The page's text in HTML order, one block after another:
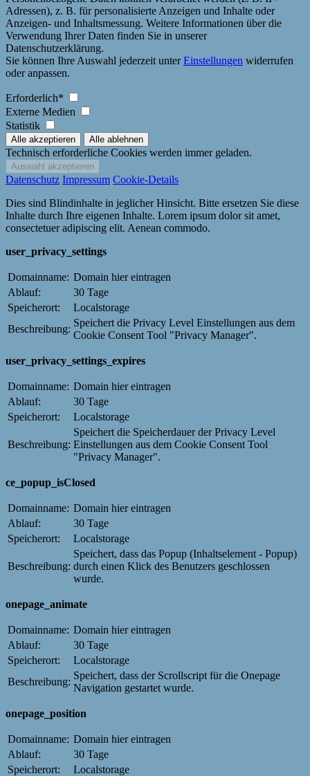
Adressen), z. B. für personalisierte Anzeigen und Inhalte oder
Anzeigen- und Inhaltsmessung. Weitere Informationen über die
Verwendung Ihrer Daten finden Sie in unserer
Datenschutzerklärung.
Sie können Ihre Auswahl jederzeit unterEinstellungen widerrufen
oder anpassen.
Erforderlich*
Externe Medien
Statistik
Technisch erforderliche Cookies werden immer geladen.
Datenschutz Impressum Cookie-Details
Dies sind Blindinhalte in jeglicher Hinsicht. Bitte ersetzen Sie diese
Inhalte durch Ihre eigenen Inhalte. Lorem ipsum dolor sit amet,
consectetuer adipiscing elit. Aenean commodo.
user_privacy_settings
Domainname: Domain hier eintragen
Ablauf:
30 Tage
Speicherort:
Localstorage
Beschreibung:
Speichert die Privacy Level Einstellungen aus dem
Cookie Consent Tool "Privacy Manager".
user_privacy_settings_expires
Domainname: Domain hier eintragen
Ablauf:
30 Tage
Speicherort:
Localstorage
Beschreibung:
Speichert die Speicherdauer der Privacy Level
Einstellungen aus dem Cookie Consent Tool
"Privacy Manager".
ce_popup_isClosed
Domainname: Domain hier eintragen
Ablauf:
30 Tage
Speicherort:
Localstorage
Beschreibung:
Speichert, dass das Popup (Inhaltselement - Popup)
durch einen Klick des Benutzers geschlossen
wurde.
onepage_animate
Domainname: Domain hier eintragen
Ablauf:
30 Tage
Speicherort:
Localstorage
Beschreibung:
Speichert, dass der Scrollscript für die Onepage
Navigation gestartet wurde.
onepage_position
Domainname: Domain hier eintragen
Ablauf:
30 Tage
Speicherort:
Localstorage